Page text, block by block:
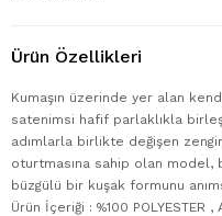
Ürün Özellikleri
Kumaşın üzerinde yer alan
satenimsi hafif parlaklıkla
adımlarla birlikte değişen
oturtmasına sahip olan
büzgülü bir kuşak formunu
Ürün İçeriği : %100 POLYESTER ,